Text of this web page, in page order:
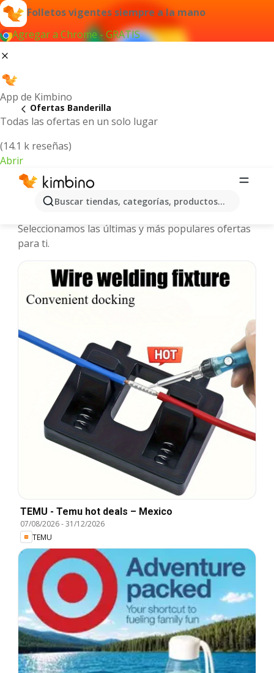
Folletos vigentes siempre a la mano
Agregar a Chrome - GRATIS
App de Kimbino
Todas las ofertas en un solo lugar
(14.1 k reseñas)
Abrir
Buscar tiendas, categorías, productos...
Ofertas Banderilla
Banderilla - Folletos y ofertas más
Seleccionamos las últimas y más populares ofertas
para ti.
TEMU - Temu hot deals – Mexico
07/08/2026-31/12/2026
TEMU